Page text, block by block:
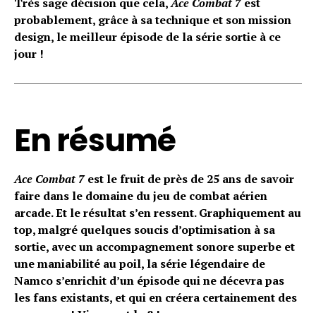
Très sage décision que cela,Ace Combat 7est
probablement, grâce à sa technique et son mission
design, le meilleur épisode de la série sortie à ce
jour !
En résumé
Ace Combat 7est le fruit de près de 25 ans de savoir
faire dans le domaine du jeu de combat aérien
arcade. Et le résultat s’en ressent. Graphiquement au
top, malgré quelques soucis d’optimisation à sa
sortie, avec un accompagnement sonore superbe et
une maniabilité au poil, la série légendaire de
Namco s’enrichit d’un épisode qui ne décevra pas
les fans existants, et qui en créera certainement des